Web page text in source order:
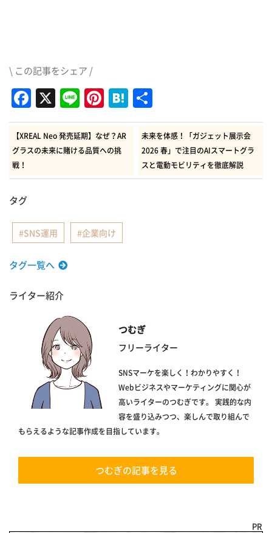
\ この記事をシェア /
Facebook
X LinePinterest
Hatena
有
【XREAL Neo 発売延期】なぜ？AR
グラスの未来に賭ける品質への挑
戦！
未来を体感！「ガジェット展示会
2026 春」で注目のAIスマートグラ
スと電動モビリティを徹底解説
タグ
SNS運用 企業向け
タグ一覧へ
ライター紹介
つむぎ
フリーライター
SNSマーケを楽しく！わかりやすく！
Webビジネスやマーケティングに関心が
高いライターのつむぎです。 実践的な内
容を盛り込みつつ、楽しんで取り組んで
もらえるような記事作成を目指しています。
つむぎの記事を見る
PR